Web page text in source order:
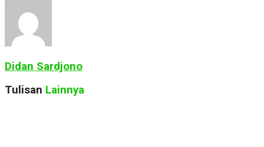
Didan Sardjono
Tulisan Lainnya